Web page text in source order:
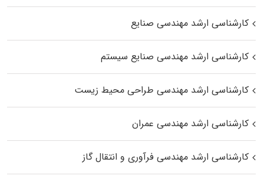
کارشناسی ارشد مهندسی صنایع
کارشناسی ارشد مهندسی صنایع سیستم
کارشناسی ارشد مهندسی طراحی محیط زیست
کارشناسی ارشد مهندسی عمران
کارشناسی ارشد مهندسی فرآوری و انتقال گاز